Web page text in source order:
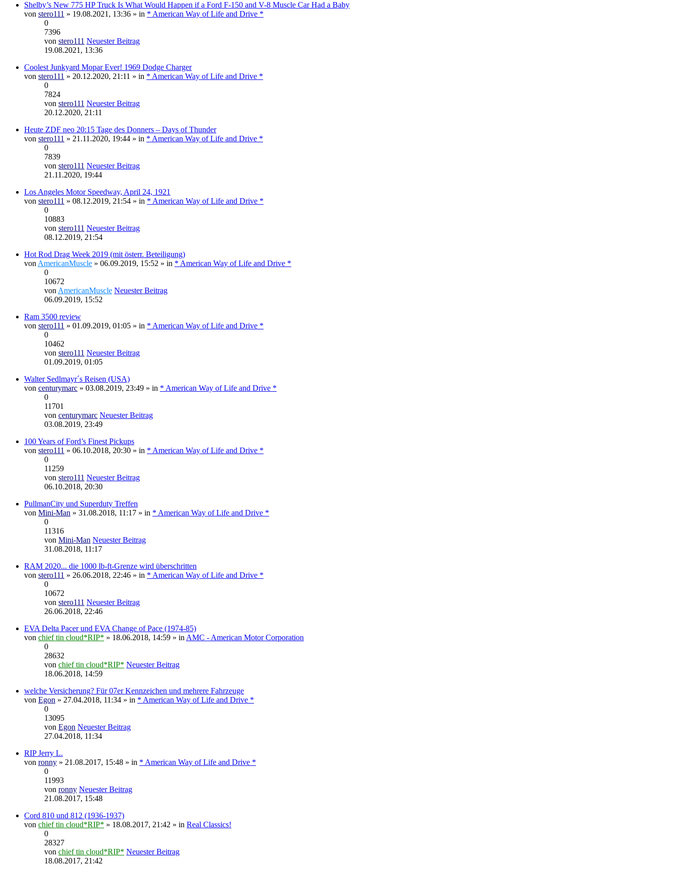
Shelby’s New 775 HP Truck Is What Would Happen if a Ford F-150 and V-8 Muscle Car Had a Baby
von stero111 » 19.08.2021, 13:36 » in * American Way of Life and Drive *
0
7396
von stero111 Neuester Beitrag
19.08.2021, 13:36
Coolest Junkyard Mopar Ever! 1969 Dodge Charger
von stero111 » 20.12.2020, 21:11 » in * American Way of Life and Drive *
0
7824
von stero111 Neuester Beitrag
20.12.2020, 21:11
Heute ZDF neo 20:15 Tage des Donners – Days of Thunder
von stero111 » 21.11.2020, 19:44 » in * American Way of Life and Drive *
0
7839
von stero111 Neuester Beitrag
21.11.2020, 19:44
Los Angeles Motor Speedway, April 24, 1921
von stero111 » 08.12.2019, 21:54 » in * American Way of Life and Drive *
0
10883
von stero111 Neuester Beitrag
08.12.2019, 21:54
Hot Rod Drag Week 2019 (mit österr. Beteiligung)
von AmericanMuscle » 06.09.2019, 15:52 » in * American Way of Life and Drive *
0
10672
von AmericanMuscle Neuester Beitrag
06.09.2019, 15:52
Ram 3500 review
von stero111 » 01.09.2019, 01:05 » in * American Way of Life and Drive *
0
10462
von stero111 Neuester Beitrag
01.09.2019, 01:05
Walter Sedlmayr´s Reisen (USA)
von centurymarc » 03.08.2019, 23:49 » in * American Way of Life and Drive *
0
11701
von centurymarc Neuester Beitrag
03.08.2019, 23:49
100 Years of Ford’s Finest Pickups
von stero111 » 06.10.2018, 20:30 » in * American Way of Life and Drive *
0
11259
von stero111 Neuester Beitrag
06.10.2018, 20:30
PullmanCity und Superduty Treffen
von Mini-Man » 31.08.2018, 11:17 » in * American Way of Life and Drive *
0
11316
von Mini-Man Neuester Beitrag
31.08.2018, 11:17
RAM 2020... die 1000 lb-ft-Grenze wird überschritten
von stero111 » 26.06.2018, 22:46 » in * American Way of Life and Drive *
0
10672
von stero111 Neuester Beitrag
26.06.2018, 22:46
EVA Delta Pacer und EVA Change of Pace (1974-85)
von chief tin cloud*RIP* » 18.06.2018, 14:59 » in AMC - American Motor Corporation
0
28632
von chief tin cloud*RIP* Neuester Beitrag
18.06.2018, 14:59
welche Versicherung? Für 07er Kennzeichen und mehrere Fahrzeuge
von Egon » 27.04.2018, 11:34 » in * American Way of Life and Drive *
0
13095
von Egon Neuester Beitrag
27.04.2018, 11:34
RIP Jerry L.
von ronny » 21.08.2017, 15:48 » in * American Way of Life and Drive *
0
11993
von ronny Neuester Beitrag
21.08.2017, 15:48
Cord 810 und 812 (1936-1937)
von chief tin cloud*RIP* » 18.08.2017, 21:42 » in Real Classics!
0
28327
von chief tin cloud*RIP* Neuester Beitrag
18.08.2017, 21:42